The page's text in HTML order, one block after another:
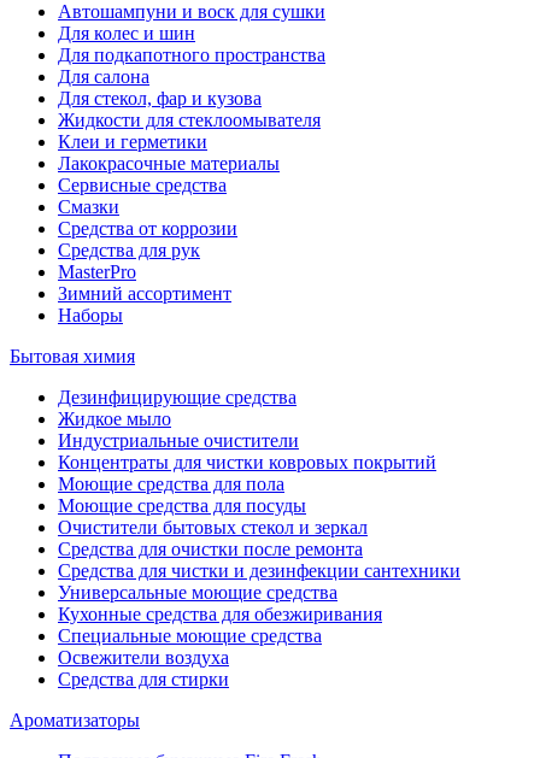
Автошампуни и воск для сушки
Для колес и шин
Для подкапотного пространства
Для салона
Для стекол, фар и кузова
Жидкости для стеклоомывателя
Клеи и герметики
Лакокрасочные материалы
Сервисные средства
Смазки
Средства от коррозии
Средства для рук
MasterPro
Зимний ассортимент
Наборы
Бытовая химия
Дезинфицирующие средства
Жидкое мыло
Индустриальные очистители
Концентраты для чистки ковровых покрытий
Моющие средства для пола
Моющие средства для посуды
Очистители бытовых стекол и зеркал
Средства для очистки после ремонта
Средства для чистки и дезинфекции сантехники
Универсальные моющие средства
Кухонные средства для обезжиривания
Специальные моющие средства
Освежители воздуха
Средства для стирки
Ароматизаторы